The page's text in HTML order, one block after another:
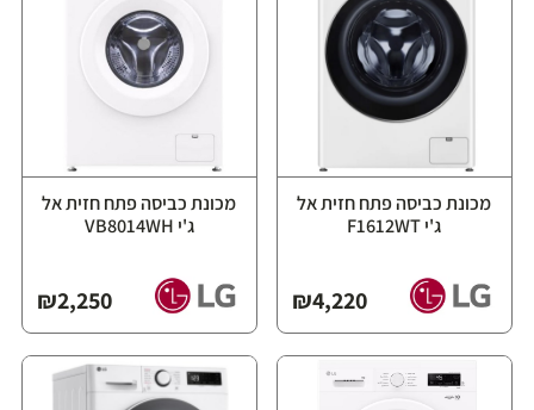
מכונת כביסה פתח חזית אל
ג'י F1612WT
₪4,220
מכונת כביסה פתח חזית אל
ג'י VB8014WH
₪2,250